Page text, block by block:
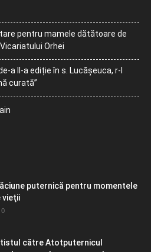
pentru mamele dătătoare de
Orhei
a II-a ediție în s. Lucășeuca, r-l
curată”
puternică pentru momentele
vieţii
către Atotputernicul